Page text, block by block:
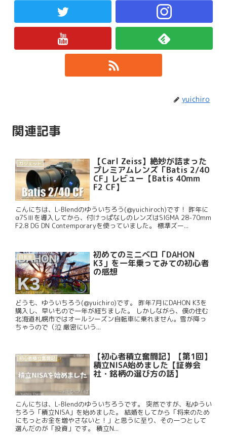
yuichiro
関連記事
ガジェット 【Carl Zeiss】絶妙が詰まった
プレミアムレンズ「Batis 2/40
CF」レビュー【Batis 40mm
F2 CF】
こんにちは、L-Blendのゆういちろう(@yuichiroch)です！ 昨年に
α7SⅢを導入してから、付けっぱなしのレンズはSIGMA 28-70mm
F2.8 DG DN Contemporaryを使っていました。 標準ズー...
自転車 初めてのミニベロ「DAHON
K3」を一年乗ってみての初心者
の感想
どうも、ゆういちろう(@yuichiro)です。 昨年7月にDAHON K3を
購入し、早いもので一年が経ちました。 しかしながら、僕の住む
北海道札幌市ではオールシーズン自転車に乗れません。雪が降っ
ちゃうので（泣 厳密にいう...
初心者積立奮闘記 【初心者積立奮闘記】【第1回】
積立NISA始めました【証券会
社・銘柄の選び方の話】
こんにちは、L-Blendのゆういちろうです。 突然ですが、私ゆうい
ちろう「積立NISA」を始めました。 結婚をしてから「将来のため
にもっとお金を増やさないと！」と思うに至り、その一つとして
選んだのが「投資」です。 積立N...